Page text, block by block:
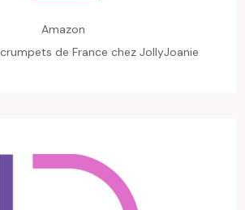
Amazon
de France chez JollyJoanie